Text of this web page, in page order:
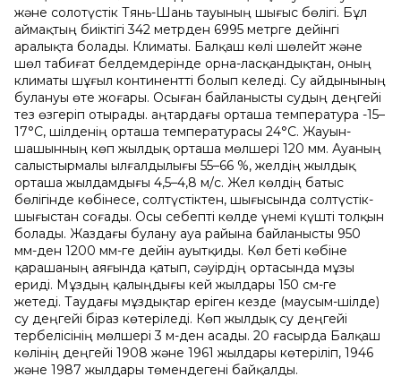
және солотүстік Тянь-Шань тауының шығыс бөлігі. Бұл
аймақтың биіктігі 342 метрден 6995 метрге дейінгі
аралықта болады. Климаты. Балқаш көлі шөлейт және
шөл табиғат белдемдерінде орна-ласқандықтан, оның
климаты шұғыл континентті болып келеді. Су айдынының
булануы өте жоғары. Осыған байланысты судың деңгейі
тез өзгеріп отырады. Қаңтардағы орташа температура -15–
17°С, шілденің орташа температурасы 24°С. Жауын-
шашынның көп жылдық орташа мөлшері 120 мм. Ауаның
салыстырмалы ылғалдылығы 55–66 %, желдің жылдық
орташа жылдамдығы 4,5–4,8 м/с. Жел көлдің батыс
бөлігінде көбінесе, солтүстіктен, шығысында солтүстік-
шығыстан соғады. Осы себепті көлде үнемі күшті толқын
болады. Жаздағы булану ауа райына байланысты 950
мм-ден 1200 мм-ге дейін ауытқиды. Көл беті көбіне
қарашаның аяғында қатып, сәуірдің ортасында мұзы
ериді. Мұздың қалыңдығы кей жылдары 150 см-ге
жетеді. Таудағы мұздықтар еріген кезде (маусым-шілде)
су деңгейі біраз көтеріледі. Көп жылдық су деңгейі
тербелісінің мөлшері 3 м-ден асады. 20 ғасырда Балқаш
көлінің деңгейі 1908 және 1961 жылдары көтеріліп, 1946
және 1987 жылдары төмендегені байқалды.